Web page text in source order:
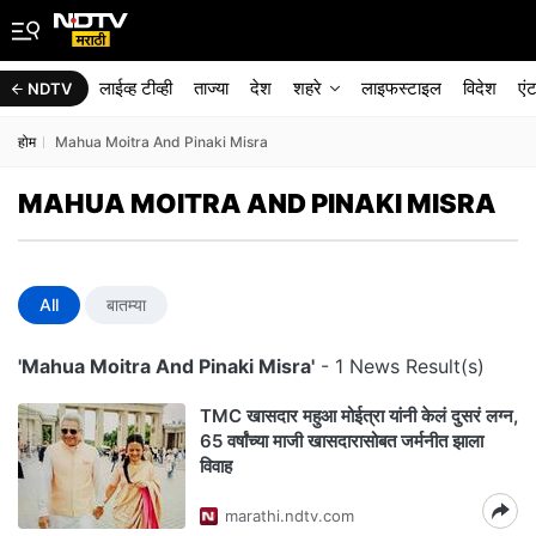
NDTV लाईव्ह टीव्ही ताज्या देश शहरे लाइफस्टाइल विदेश
होम Mahua Moitra And Pinaki Misra
MAHUA MOITRA AND PINAKI MISRA
All बातम्या
'Mahua Moitra And Pinaki Misra' - 1 News Result(s)
TMC खासदार महुआ मोईत्रा यांनी केलं दुसरं लग्न,
65 वर्षांच्या माजी खासदारासोबत जर्मनीत झाला
विवाह
marathi.ndtv.com